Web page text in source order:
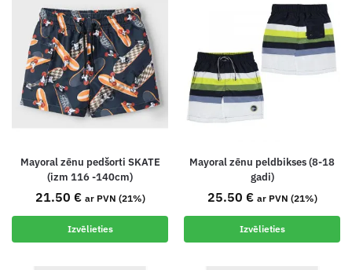
Mayoral zēnu pedšorti SKATE
(izm 116 -140cm)
21.50 € ar PVN (21%)
Izvēlieties
Mayoral zēnu peldbikses (8-18
gadi)
25.50 € ar PVN (21%)
Izvēlieties